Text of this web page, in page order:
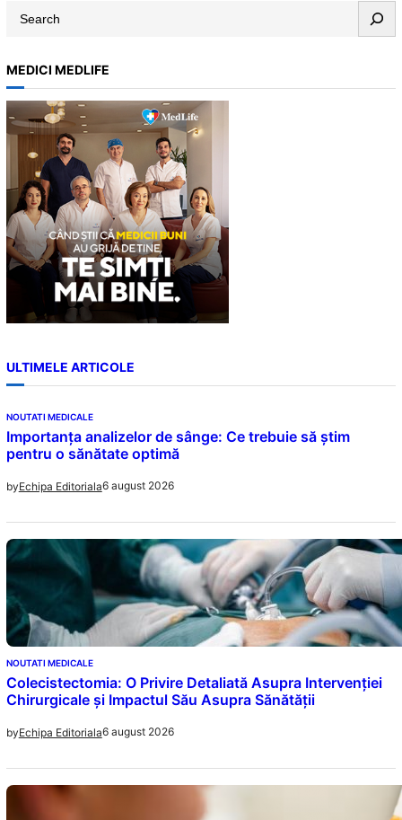
a
r
c
h
MEDICI MEDLIFE
ULTIMELE ARTICOLE
NOUTATI MEDICALE
Importanța analizelor de sânge: Ce trebuie să știm
pentru o sănătate optimă
byEchipa Editoriala6 august 2026
NOUTATI MEDICALE
Colecistectomia: O Privire Detaliată Asupra Intervenției
Chirurgicale și Impactul Său Asupra Sănătății
byEchipa Editoriala6 august 2026